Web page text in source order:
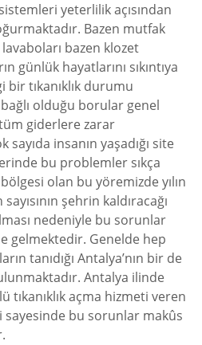
sistemleri yeterlilik açısından
Bazen mutfak
bazen klozet
günlük hayatlarını sıkıntıya
tıkanıklık durumu
olduğu borular genel
giderlere zarar
insanın yaşadığı site
bu problemler sıkça
olan bu yöremizde yılın
şehrin kaldıracağı
nedeniyle bu sorunlar
gelmektedir. Genelde hep
tanıdığı Antalya’nın bir de
Antalya ilinde
açma hizmeti veren
sayesinde bu sorunlar makûs